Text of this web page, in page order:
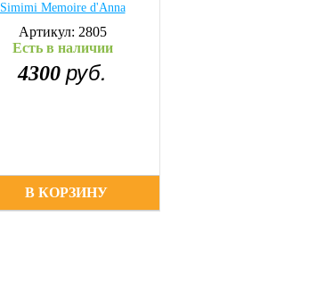
Simimi Memoire d'Anna
Артикул: 2805
Есть в наличии
4300 руб.
В КОРЗИНУ